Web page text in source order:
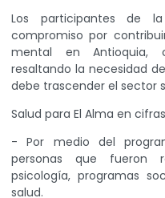
Los participantes de
compromiso por
mental en Antioquia,
resaltando la necesidad
debe trascender el sector
Salud para El Alma en cifras
- Por medio del
personas que fueron
psicología, programas
salud.